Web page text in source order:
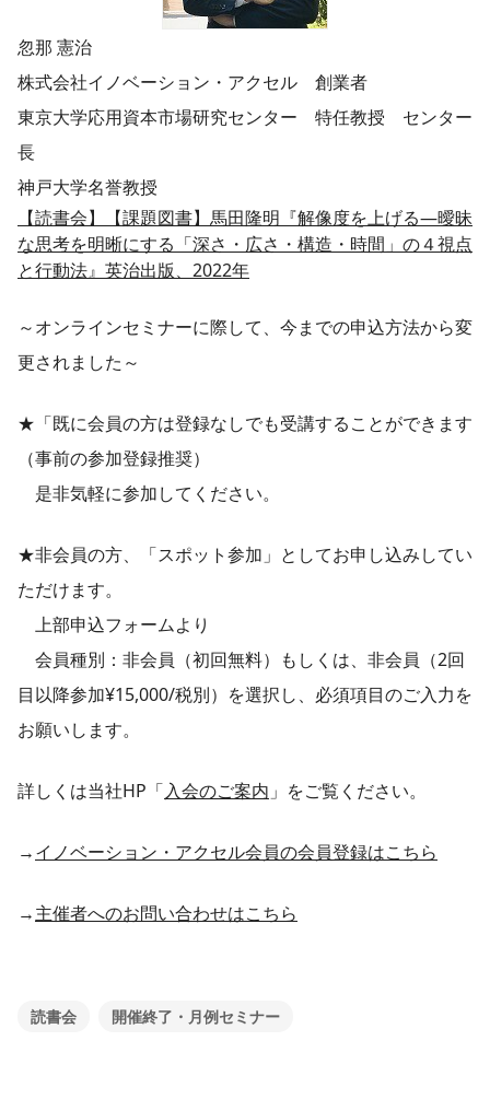
忽那 憲治
株式会社イノベーション・アクセル 創業者
東京大学応用資本市場研究センター 特任教授 センター
長
神戸大学名誉教授
【読書会】【課題図書】馬田隆明『解像度を上げる―曖昧
な思考を明晰にする「深さ・広さ・構造・時間」の４視点
と行動法』英治出版、2022年
～オンラインセミナーに際して、今までの申込方法から変
更されました～
★「既に会員の方は登録なしでも受講することができます
（事前の参加登録推奨）
是非気軽に参加してください。
★非会員の方、「スポット参加」としてお申し込みしてい
ただけます。
上部申込フォームより
会員種別：非会員（初回無料）もしくは、非会員（2回
目以降参加¥15,000/税別）を選択し、必須項目のご入力を
お願いします。
詳しくは当社HP「入会のご案内 」をご覧ください。
→イノベーション・アクセル会員の会員登録はこちら
→主催者へのお問い合わせはこちら
読書会 開催終了・月例セミナー